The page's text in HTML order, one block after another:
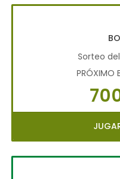
Sorteo
PRÓXIMO